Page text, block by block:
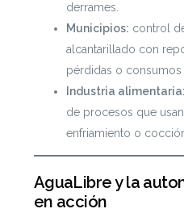
derrames.
Municipios: control
alcantarillado con
pérdidas o consumos
Industria alimentaria:
de procesos que
enfriamiento o
AguaLibre y la
en acción